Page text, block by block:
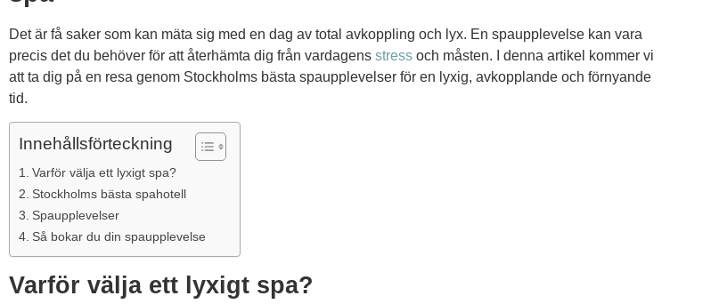
Det är få saker som kan mäta sig med en dag av total avkoppling och lyx. En spaupplevelse kan vara
precis det du behöver för att återhämta dig från vardagens stress och måsten. I denna artikel kommer vi
att ta dig på en resa genom Stockholms bästa spaupplevelser för en lyxig, avkopplande och förnyande
tid.
Innehållsförteckning
Varför välja ett lyxigt spa?
Stockholms bästa spahotell
Spaupplevelser
Så bokar du din spaupplevelse
Varför välja ett lyxigt spa?